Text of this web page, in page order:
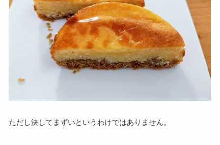
ただし決してまずいというわけではありません。